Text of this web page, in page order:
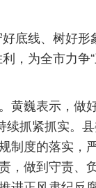
底线、树好形
，为全市力争
巍表示，做
续抓紧抓实。
度的落实，
，做到守责、